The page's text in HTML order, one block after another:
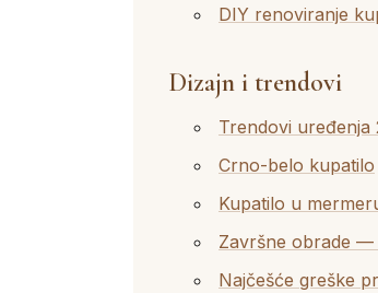
DIY renoviranje
Dizajn i trendovi
Trendovi uređenja
Crno-belo kupatilo
Kupatilo u
Završne obrade
Najčešće greške